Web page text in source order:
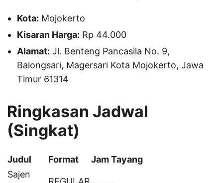
Kota: Mojokerto
Kisaran Harga: Rp 44.000
Alamat: Jl. Benteng Pancasila No. 9,
Balongsari, Magersari Kota Mojokerto, Jawa
Timur 61314
Ringkasan Jadwal
(Singkat)
Judul Format
Jam Tayang
Sajen